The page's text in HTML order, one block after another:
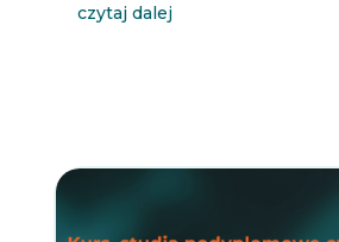
czytaj dalej